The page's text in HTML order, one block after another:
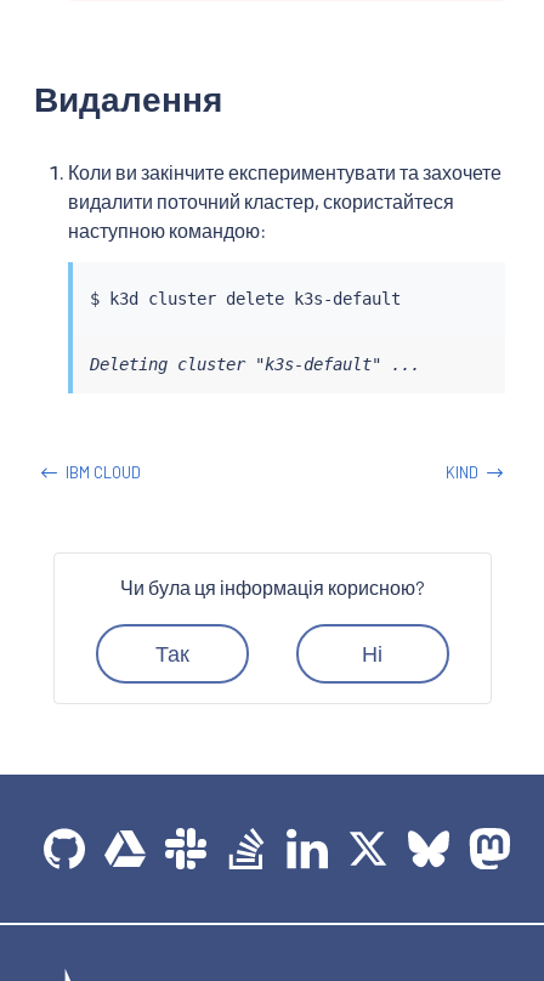
Видалення
Коли ви закінчите експериментувати та захочете
видалити поточний кластер, скористайтеся
наступною командою:
Deleting cluster "k3s-default" ...
IBM CLOUD KIND
Чи була ця інформація корисною?
Так Ні